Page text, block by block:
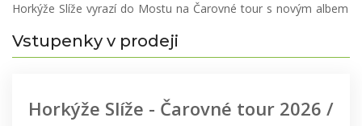
Horkýže Slíže vyrazí do Mostu na Čarovné tour s novým albem
Vstupenky v prodeji
Horkýže Slíže - Čarovné tour 2026 /